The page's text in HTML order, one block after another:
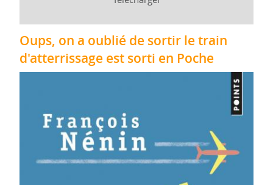
Oups, on a oublié de sortir le train
d'atterrissage est sorti en Poche